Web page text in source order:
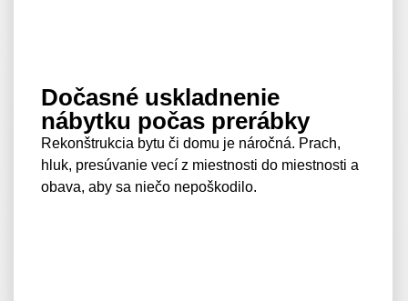
Dočasné uskladnenie
nábytku počas prerábky
Rekonštrukcia bytu či domu je náročná. Prach,
hluk, presúvanie vecí z miestnosti do miestnosti a
obava, aby sa niečo nepoškodilo.